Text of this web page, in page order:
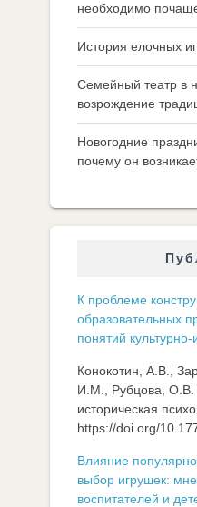
необходимо
История елочных
Семейный театр в
возрождение
Новогодние
почему он
К проблеме
образовательных
понятий
Конокотин, А.В.,
И.М., Рубцова, О.В.
историческая
https://doi.org/
Влияние
выбор игрушек:
воспитателей и